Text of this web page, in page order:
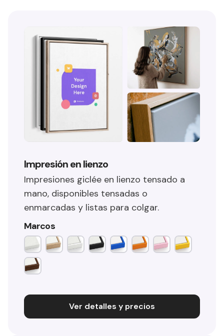
Impresión en lienzo
Impresiones giclée en lienzo tensado a
mano, disponibles tensadas o
enmarcadas y listas para colgar.
Marcos
Ver detalles y precios